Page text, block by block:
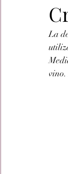
La
vino.